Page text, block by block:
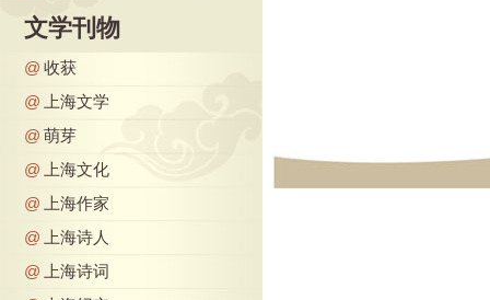
文学刊物
@ 收获
@
上海文学
@ 萌芽
@
上海文化
@
上海作家
@
上海诗人
@
上海诗词